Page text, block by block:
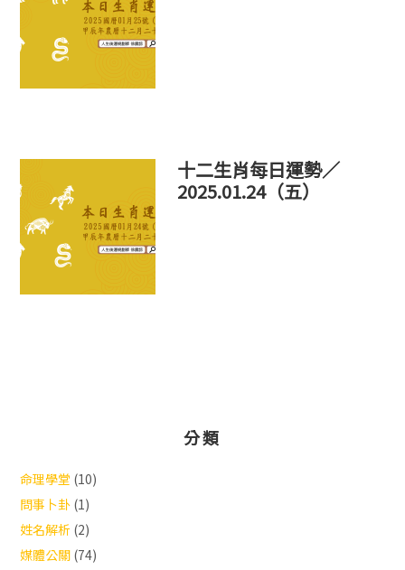
十二生肖每日運勢／
2025.01.24（五）
分類
命理學堂 (10)
問事卜卦 (1)
姓名解析 (2)
媒體公關 (74)